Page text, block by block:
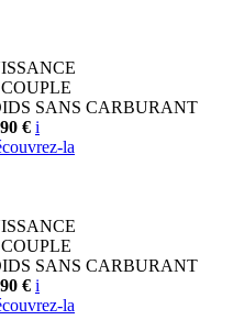
COUPLE
SANS CARBURANT
€ i
la
COUPLE
SANS CARBURANT
€ i
la